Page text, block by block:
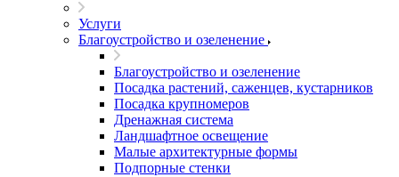
Услуги
Благоустройство и озеленение
Благоустройство и озеленение
Посадка растений, саженцев, кустарников
Посадка крупномеров
Дренажная система
Ландшафтное освещение
Малые архитектурные формы
Подпорные стенки